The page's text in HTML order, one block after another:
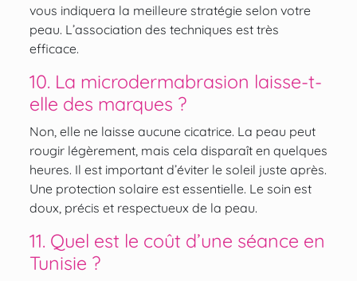
vous indiquera la meilleure stratégie selon votre
peau. L’association des techniques est très
efficace.
10. La microdermabrasion laisse-t-
elle des marques ?
Non, elle ne laisse aucune cicatrice. La peau peut
rougir légèrement, mais cela disparaît en quelques
heures. Il est important d’éviter le soleil juste après.
Une protection solaire est essentielle. Le soin est
doux, précis et respectueux de la peau.
11. Quel est le coût d’une séance en
Tunisie ?